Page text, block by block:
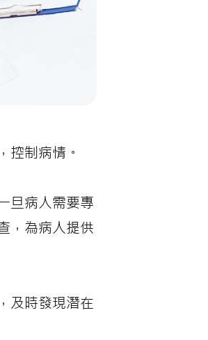
控制病情。
旦病人需要專
，為病人提供
及時發現潛在